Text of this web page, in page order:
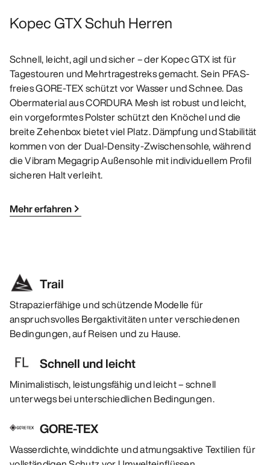
Kopec GTX Schuh Herren
Schnell, leicht, agil und sicher – der Kopec GTX ist für
Tagestouren und Mehrtragestreks gemacht. Sein PFAS-
freies GORE-TEX schützt vor Wasser und Schnee. Das
Obermaterial aus CORDURA Mesh ist robust und leicht,
ein vorgeformtes Polster schützt den Knöchel und die
breite Zehenbox bietet viel Platz. Dämpfung und Stabilität
kommen von der Dual-Density-Zwischensohle, während
die Vibram Megagrip Außensohle mit individuellem Profil
sicheren Halt verleiht.
Mehr erfahren
Trail
Strapazierfähige und schützende Modelle für
anspruchsvolles Bergaktivitäten unter verschiedenen
Bedingungen, auf Reisen und zu Hause.
Schnell und leicht
Minimalistisch, leistungsfähig und leicht – schnell
unterwegs bei unterschiedlichen Bedingungen.
GORE-TEX
Wasserdichte, winddichte und atmungsaktive Textilien für